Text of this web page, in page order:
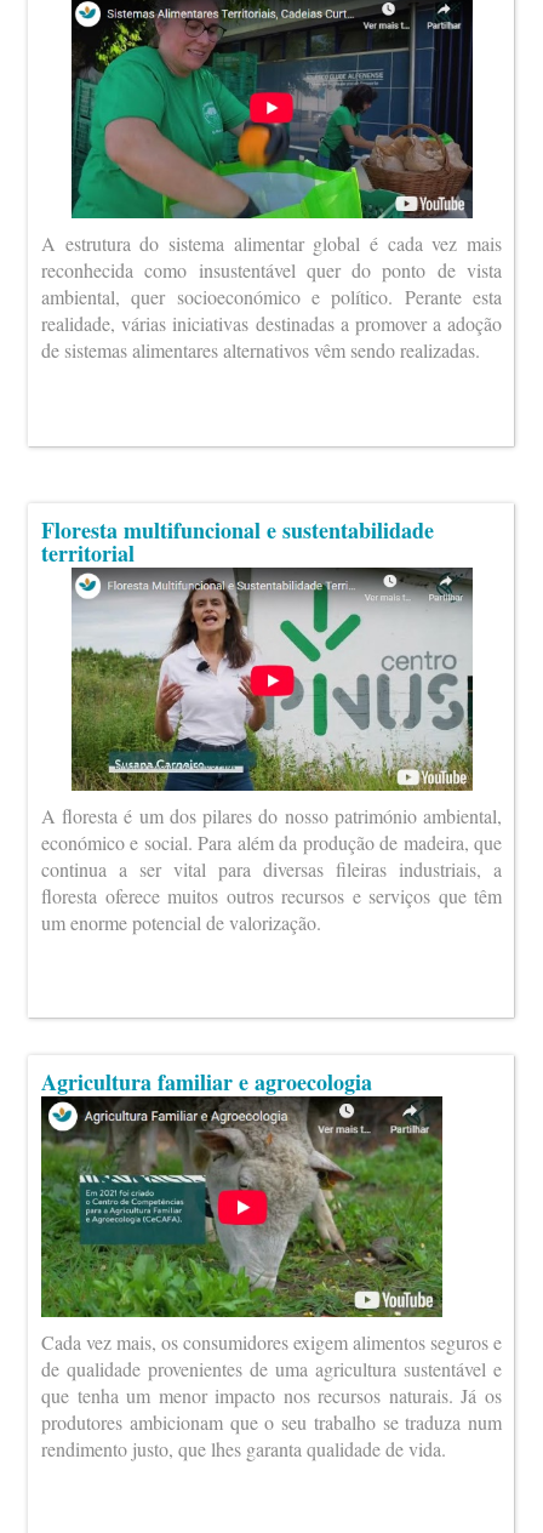
A estrutura do sistema alimentar global é cada vez mais
reconhecida como insustentável quer do ponto de vista
ambiental, quer socioeconómico e político. Perante esta
realidade, várias iniciativas destinadas a promover a adoção
de sistemas alimentares alternativos vêm sendo realizadas.
Floresta multifuncional e sustentabilidade
territorial
A floresta é um dos pilares do nosso património ambiental,
económico e social. Para além da produção de madeira, que
continua a ser vital para diversas fileiras industriais, a
floresta oferece muitos outros recursos e serviços que têm
um enorme potencial de valorização.
Agricultura familiar e agroecologia
Cada vez mais, os consumidores exigem alimentos seguros e
de qualidade provenientes de uma agricultura sustentável e
que tenha um menor impacto nos recursos naturais. Já os
produtores ambicionam que o seu trabalho se traduza num
rendimento justo, que lhes garanta qualidade de vida.